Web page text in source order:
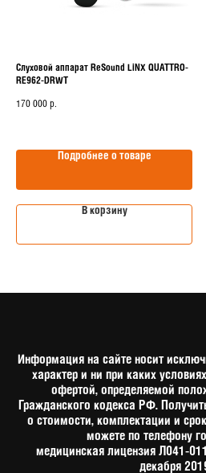
Слуховой аппарат ReSound LiNX QUATTRO-
RE962-DRWT
170 000 р.
Подробнее о товаре
В корзину
Информация на сайте носит
характер и ни при каких
офертой, определяемой
Гражданского кодекса РФ.
о стоимости, комплектации и
можете по телефону
медицинская лицензия Л041-
декабря